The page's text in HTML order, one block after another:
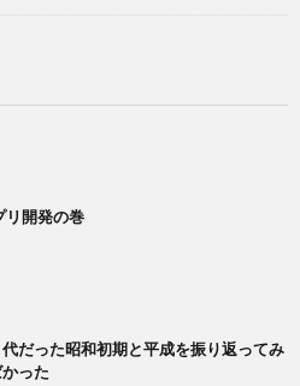
リ開発の巻
だった昭和初期と平成を振り返ってみ
った